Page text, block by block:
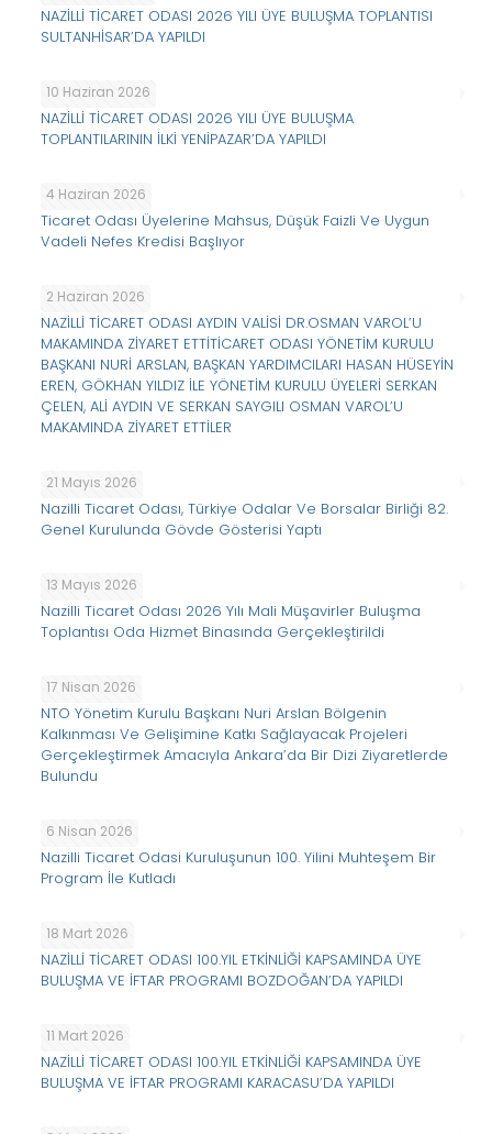
NAZİLLİ TİCARET ODASI 2026 YILI ÜYE BULUŞMA TOPLANTISI
SULTANHİSAR’DA YAPILDI
10 Haziran 2026
NAZİLLİ TİCARET ODASI 2026 YILI ÜYE BULUŞMA
TOPLANTILARININ İLKİ YENİPAZAR’DA YAPILDI
4 Haziran 2026
Ticaret Odası Üyelerine Mahsus, Düşük Faizli Ve Uygun
Vadeli Nefes Kredisi Başlıyor
2 Haziran 2026
NAZİLLİ TİCARET ODASI AYDIN VALİSİ DR.OSMAN VAROL’U
MAKAMINDA ZİYARET ETTİTİCARET ODASI YÖNETİM KURULU
BAŞKANI NURİ ARSLAN, BAŞKAN YARDIMCILARI HASAN HÜSEYİN
EREN, GÖKHAN YILDIZ İLE YÖNETİM KURULU ÜYELERİ SERKAN
ÇELEN, ALİ AYDIN VE SERKAN SAYGILI OSMAN VAROL’U
MAKAMINDA ZİYARET ETTİLER
21 Mayıs 2026
Nazilli Ticaret Odası, Türkiye Odalar Ve Borsalar Birliği 82.
Genel Kurulunda Gövde Gösterisi Yaptı
13 Mayıs 2026
Nazilli Ticaret Odası 2026 Yılı Mali Müşavirler Buluşma
Toplantısı Oda Hizmet Binasında Gerçekleştirildi
17 Nisan 2026
NTO Yönetim Kurulu Başkanı Nuri Arslan Bölgenin
Kalkınması Ve Gelişimine Katkı Sağlayacak Projeleri
Gerçekleştirmek Amacıyla Ankara’da Bir Dizi Ziyaretlerde
Bulundu
6 Nisan 2026
Nazilli Ticaret Odasi Kuruluşunun 100. Yilini Muhteşem Bir
Program İle Kutladı
18 Mart 2026
NAZİLLİ TİCARET ODASI 100.YIL ETKİNLİĞİ KAPSAMINDA ÜYE
BULUŞMA VE İFTAR PROGRAMI BOZDOĞAN’DA YAPILDI
11 Mart 2026
NAZİLLİ TİCARET ODASI 100.YIL ETKİNLİĞİ KAPSAMINDA ÜYE
BULUŞMA VE İFTAR PROGRAMI KARACASU’DA YAPILDI